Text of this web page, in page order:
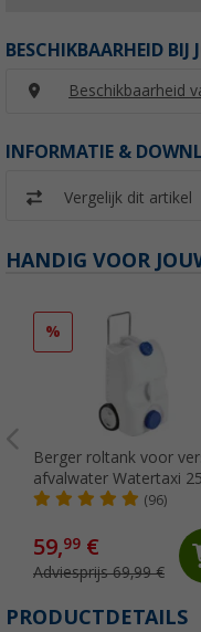
BESCHIKBAARHEID BIJ
Beschikbaarheid
INFORMATIE &
Vergelijk dit artikel
HANDIG VOOR
%
Berger roltank voor
afvalwater Watertaxi 25
liter
(96)
59,99 €
Adviesprijs 69,99 €
PRODUCTDETAILS